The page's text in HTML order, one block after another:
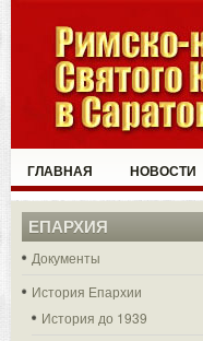
ГЛАВНАЯ НОВОСТИ
ЕПАРХИЯ
Документы
История Епархии
История до 1939